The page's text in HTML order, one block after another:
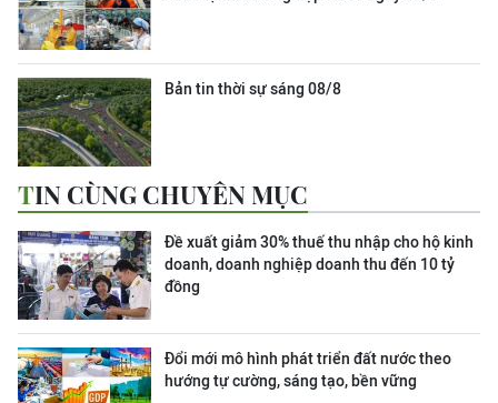
Bản tin thời sự sáng 08/8
TIN CÙNG CHUYÊN MỤC
Đề xuất giảm 30% thuế thu nhập cho hộ kinh
doanh, doanh nghiệp doanh thu đến 10 tỷ
đồng
Đổi mới mô hình phát triển đất nước theo
hướng tự cường, sáng tạo, bền vững